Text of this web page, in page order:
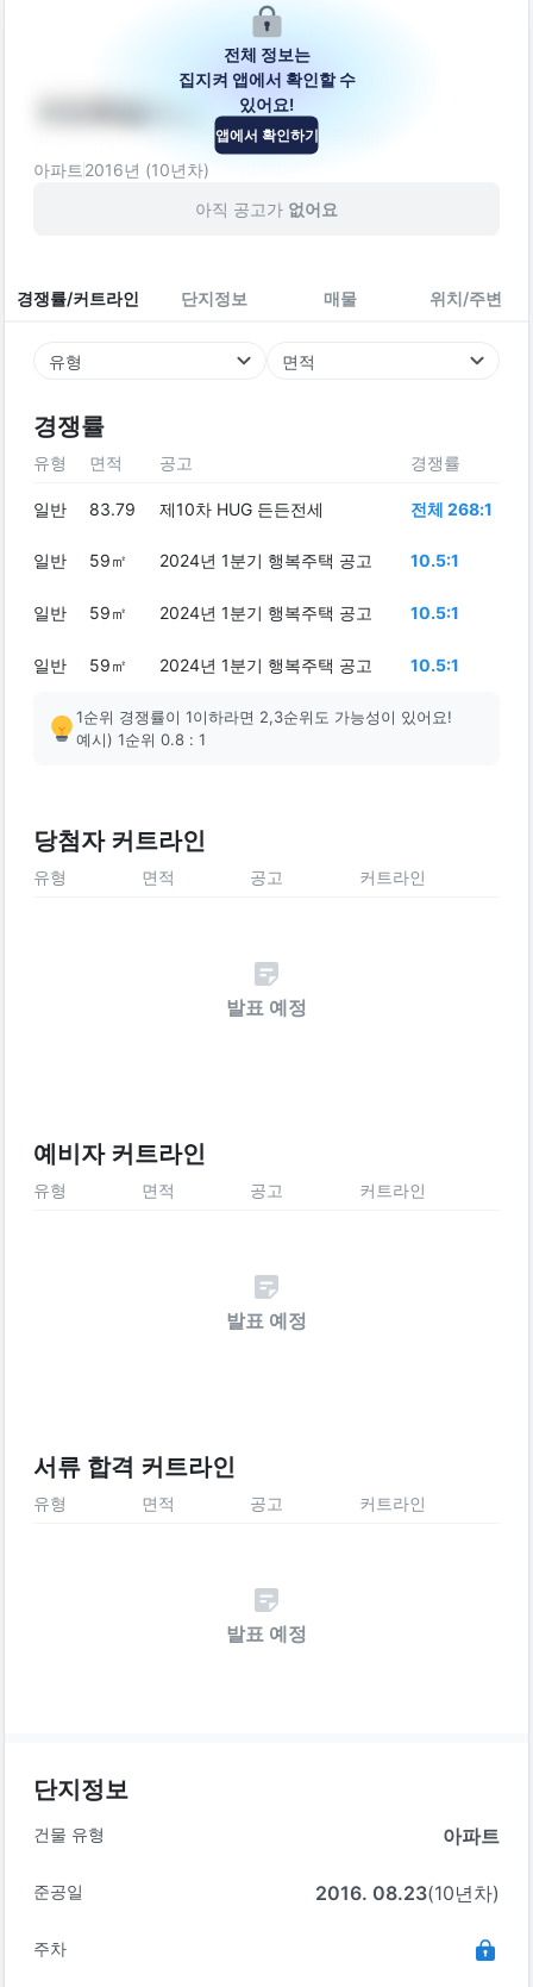
경기도 안양시 동안구 경수대로665번길 74-20
아파트 2016년 (10년차)
아직 공고가 없어요
경쟁률/커트라인 단지정보 매물 위치/주변
유형 면적
경쟁률
전체 정보는
집지켜 앱에서 확인할 수
있어요!
앱에서 확인하기
유형 면적 공고 경쟁률
일반 83.79 제10차 HUG 든든전세 전체 268:1
일반 59㎡ 2024년 1분기 행복주택 공고 10.5:1
일반 59㎡ 2024년 1분기 행복주택 공고 10.5:1
일반 59㎡ 2024년 1분기 행복주택 공고 10.5:1
1순위 경쟁률이 1이하라면 2,3순위도 가능성이 있어요!
예시) 1순위 0.8 : 1
당첨자 커트라인
유형 면적 공고 커트라인
발표 예정
예비자 커트라인
유형 면적 공고 커트라인
발표 예정
서류 합격 커트라인
유형 면적 공고 커트라인
발표 예정
단지정보
건물 유형 아파트
준공일 2016. 08.23(10년차)
주차